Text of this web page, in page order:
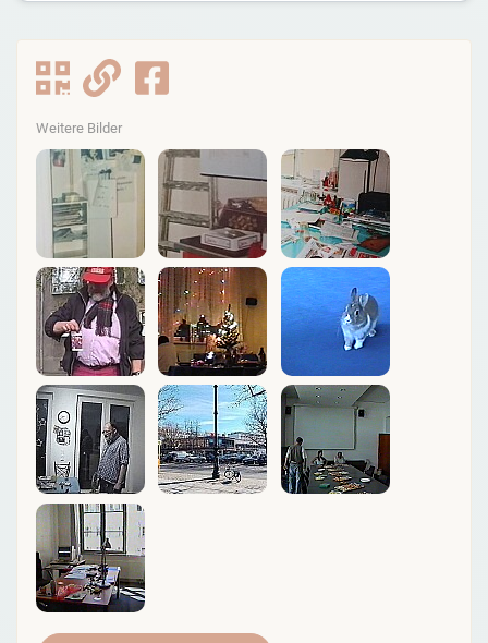
Weitere Bilder